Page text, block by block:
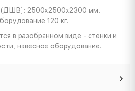
(ДШВ): 2500х2500х2300 мм.
120 кг.
в разобранном виде - стенки и
навесное оборудование.